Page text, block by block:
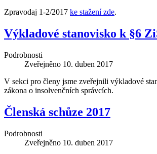
Zpravodaj 1-2/2017 ke stažení zde.
Výkladové stanovisko k §6
Podrobnosti
Zveřejněno 10. duben 2017
V sekci pro členy jsme zveřejnili výkladové
zákona o insolvenčních správcích.
Členská schůze 2017
Podrobnosti
Zveřejněno 10. duben 2017